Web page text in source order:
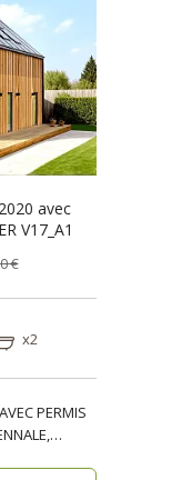
avec
V17_A1
€
x2
PERMIS